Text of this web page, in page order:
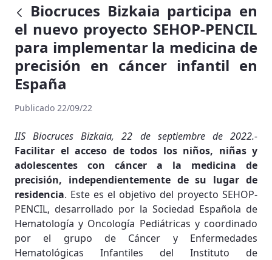
Biocruces Bizkaia participa en
el nuevo proyecto SEHOP-PENCIL
para implementar la medicina de
precisión en cáncer infantil en
España
Publicado 22/09/22
IIS Biocruces Bizkaia, 22 de septiembre de 2022.-
Facilitar el acceso de todos los niños, niñas y
adolescentes con cáncer a la medicina de
precisión, independientemente de su lugar de
residencia. Este es el objetivo del proyecto SEHOP-
PENCIL, desarrollado por la Sociedad Española de
Hematología y Oncología Pediátricas y coordinado
por el grupo de Cáncer y Enfermedades
Hematológicas Infantiles del Instituto de